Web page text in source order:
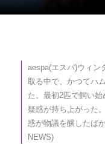
aespa(エスパ)ウィン
取る中で、かつてハ
た。最初2匹で飼い
疑惑が持ち上がった
惑が物議を醸したば
NEWS)